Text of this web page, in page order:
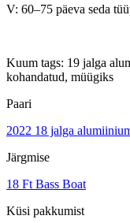
V: 60–75 päeva seda
Kuum tags: 19 jalga
kohandatud, müügiks
Paari
2022 18 jalga
Järgmise
18 Ft Bass Boat
Küsi pakkumist